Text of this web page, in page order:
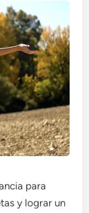
para
y lograr un